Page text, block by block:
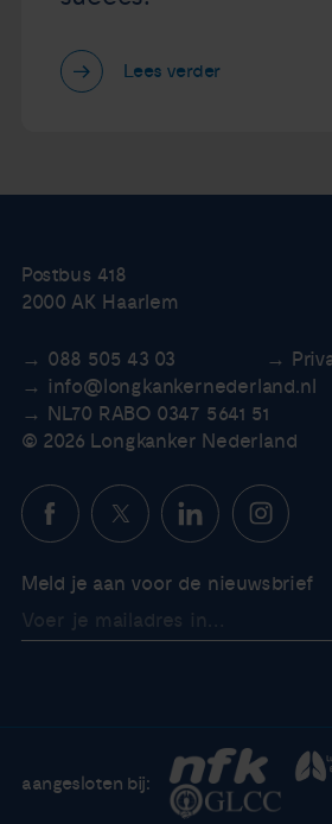
Lees verder
Postbus 418
2000 AK Haarlem
088 505 43 03
info@longkankernederland.nl
NL70 RABO 0347 5641 51
© 2026 Longkanker Nederland
Meld je aan voor de nieuwsbrief
aangesloten bij: